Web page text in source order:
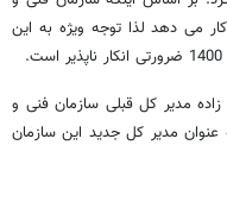
می دهد لذا توجه ویژه به این
مدیر کل قبلی سازمان فنی و
مدیر کل جدید این سازمان